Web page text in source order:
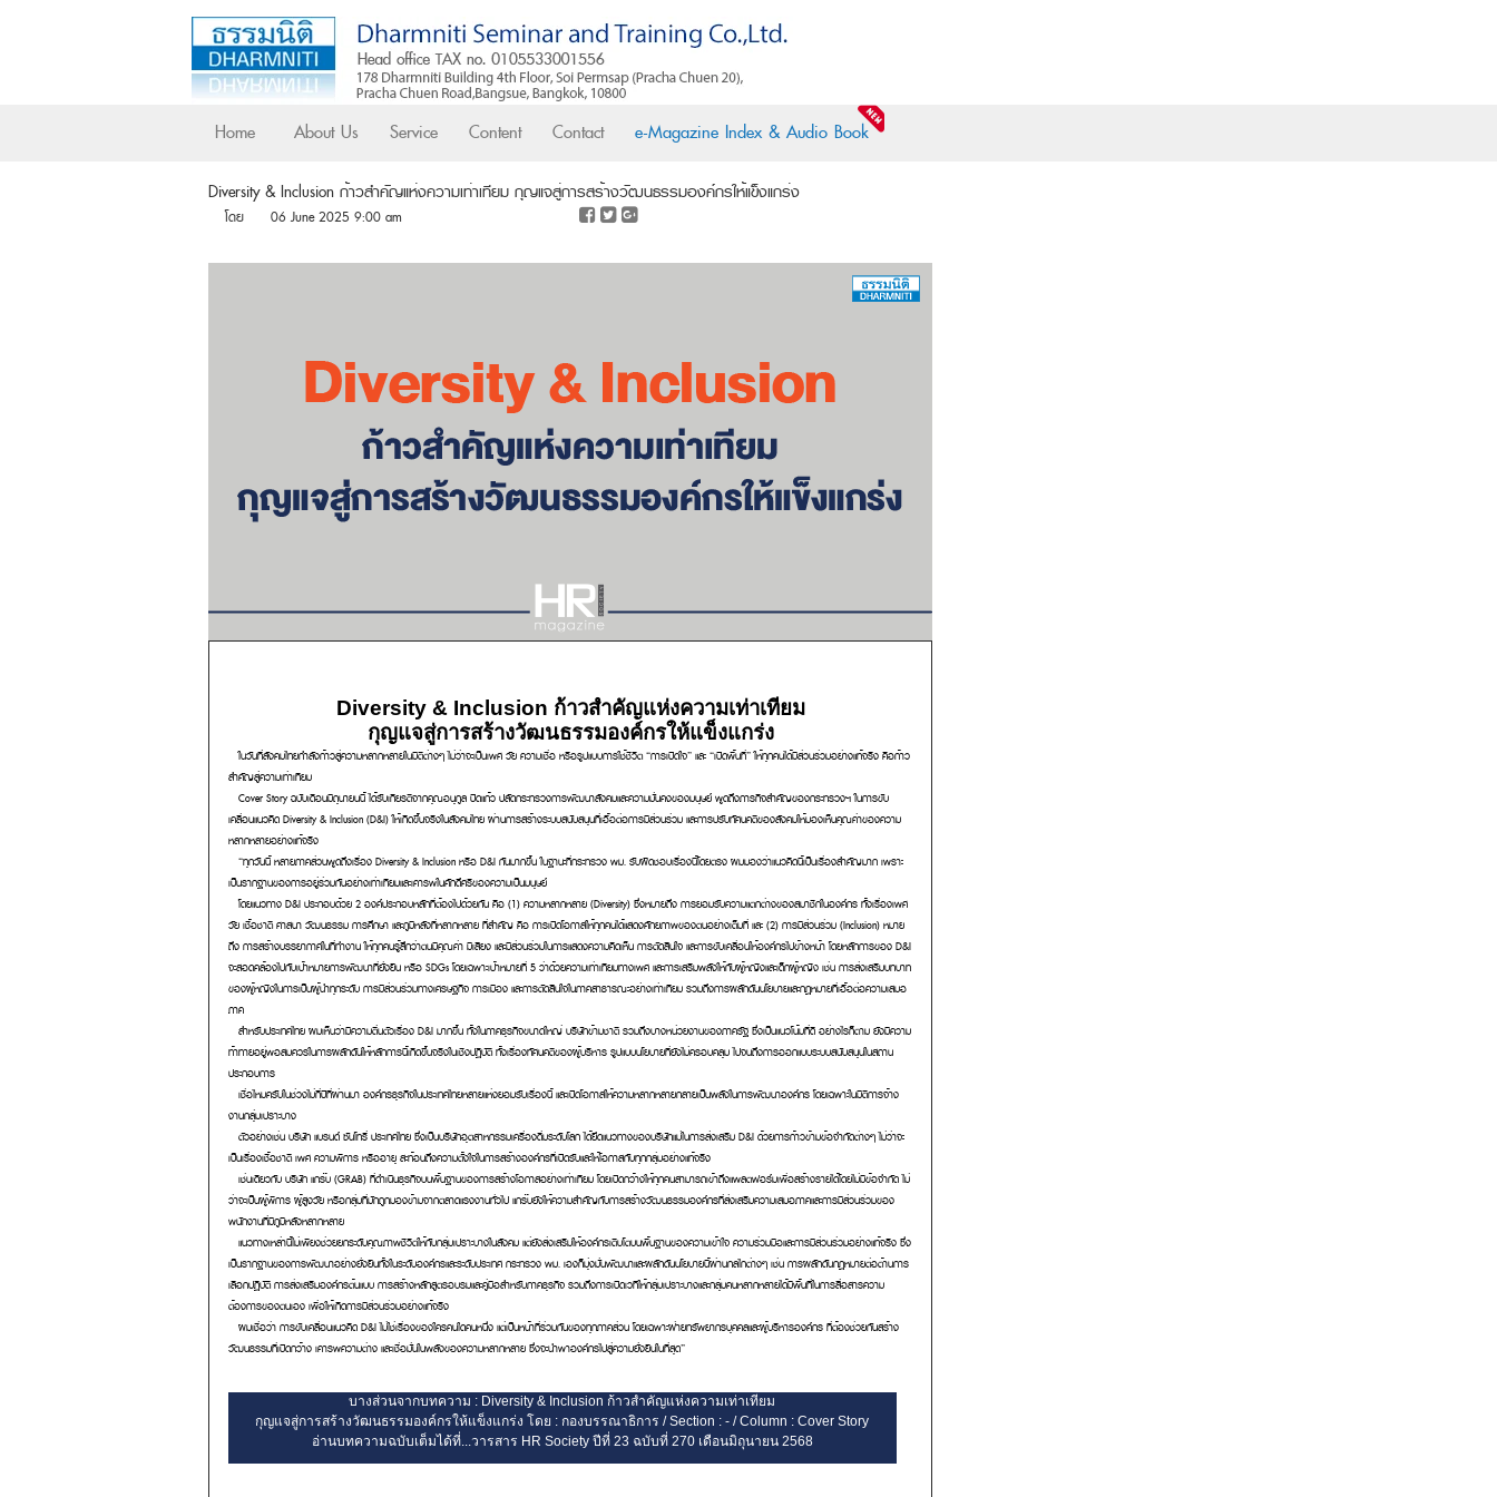
Home About Us Service Content Contact e-Magazine Index & Audio Book
Diversity & Inclusion ก้าวสำคัญแห่งความเท่าเทียม กุญแจสู่การสร้างวัฒนธรรมองค์กรให้แข็งแกร่ง
โดย 06 June 2025 9:00 am
Diversity & Inclusion ก้าวสำคัญแห่งความเท่าเทียม
กุญแจสู่การสร้างวัฒนธรรมองค์กรให้แข็งแกร่ง
ในวันที่สังคมไทยกำลังก้าวสู่ความหลากหลายในมิติต่างๆ ไม่ว่าจะเป็นเพศ วัย ความเชื่อ หรือรูปแบบการใช้ชีวิต “การเปิดใจ” และ “เปิดพื้นที่” ให้ทุกคนได้มีส่วนร่วมอย่างแท้จริง คือก้าว
สำคัญสู่ความเท่าเทียม
Cover Story ฉบับเดือนมิถุนายนนี้ ได้รับเกียรติจากคุณอนุกูล ปีดแก้ว ปลัดกระทรวงการพัฒนาสังคมและความมั่นคงของมนุษย์พูดถึงภารกิจสำคัญของกระทรวงฯ ในการขับ
เคลื่อนแนวคิด Diversity & Inclusion (D&I) ให้เกิดขึ้นจริงในสังคมไทย ผ่านการสร้างระบบสนับสนุนที่เอื้อต่อการมีส่วนร่วม และการปรับทัศนคติของสังคมให้มองเห็นคุณค่าของความ
หลากหลายอย่างแท้จริง
“ทุกวันนี้ หลายภาคส่วนพูดถึงเรื่อง Diversity & Inclusion หรือ D&I กันมากขึ้น ในฐานะที่กระทรวง พม. รับผิดชอบเรื่องนี้โดยตรง ผมมองว่าแนวคิดนี้เป็นเรื่องสำคัญมาก เพราะ
เป็นรากฐานของการอยู่ร่วมกันอย่างเท่าเทียมและเคารพในศักดิ์ศรีของความเป็นมนุษย์
โดยแนวทาง D&I ประกอบด้วย 2 องค์ประกอบหลักที่ต้องไปด้วยกัน คือ (1) ความหลากหลาย (Diversity) ซึ่งหมายถึง การยอมรับความแตกต่างของสมาชิกในองค์กร ทั้งเรื่องเพศ
วัย เชื้อชาติ ศาสนา วัฒนธรรม การศึกษา และภูมิหลังที่หลากหลาย ที่สำคัญ คือ การเปิดโอกาสให้ทุกคนได้แสดงศักยภาพของตนอย่างเต็มที่ และ (2) การมีส่วนร่วม (Inclusion) หมาย
ถึง การสร้างบรรยากาศในที่ทำงาน ให้ทุกคนรู้สึกว่าตนมีคุณค่า มีเสียง และมีส่วนร่วมในการแสดงความคิดเห็น การตัดสินใจ และการขับเคลื่อนให้องค์กรไปข้างหน้า โดยหลักการของ D&I
จะสอดคล้องไปกับเป้าหมายการพัฒนาที่ยั่งยืน หรือ SDGs โดยเฉพาะเป้าหมายที่ 5 ว่าด้วยความเท่าเทียมทางเพศ และการเสริมพลังให้กับผู้หญิงและเด็กผู้หญิง เช่น การส่งเสริมบทบาท
ของผู้หญิงในการเป็นผู้นำทุกระดับ การมีส่วนร่วมทางเศรษฐกิจ การเมือง และการตัดสินใจในภาคสาธารณะอย่างเท่าเทียม รวมถึงการผลักดันนโยบายและกฎหมายที่เอื้อต่อความเสมอ
ภาค
สำหรับประเทศไทย ผมเห็นว่ามีความตื่นตัวเรื่อง D&I มากขึ้น ทั้งในภาคธุรกิจขนาดใหญ่ บริษัทข้ามชาติ รวมถึงบางหน่วยงานของภาครัฐ ซึ่งเป็นแนวโน้มที่ดี อย่างไรก็ตาม ยังมีความ
ท้าทายอยู่พอสมควรในการผลักดันให้หลักการนี้เกิดขึ้นจริงในเชิงปฏิบัติ ทั้งเรื่องทัศนคติของผู้บริหาร รูปแบบนโยบายที่ยังไม่ครอบคลุม ไปจนถึงการออกแบบระบบสนับสนุนในสถาน
ประกอบการ
เชื่อไหมครับในช่วงไม่กี่ปีที่ผ่านมา องค์กรธุรกิจในประเทศไทยหลายแห่งยอมรับเรื่องนี้ และเปิดโอกาสให้ความหลากหลายกลายเป็นพลังในการพัฒนาองค์กร โดยเฉพาะในมิติการจ้าง
งานกลุ่มเปราะบาง
ตัวอย่างเช่น บริษัท แบรนด์ ซันโทรี่ ประเทศไทย ซึ่งเป็นบริษัทอุตสาหกรรมเครื่องดื่มระดับโลก ได้ยึดแนวทางของบริษัทแม่ในการส่งเสริม D&I ด้วยการก้าวข้ามข้อจำกัดต่างๆ ไม่ว่าจะ
เป็นเรื่องเชื้อชาติ เพศ ความพิการ หรืออายุ สะท้อนถึงความตั้งใจในการสร้างองค์กรที่เปิดรับและให้โอกาสกับทุกกลุ่มอย่างแท้จริง
เช่นเดียวกับ บริษัท แกร๊บ (GRAB) ที่ดำเนินธุรกิจบนพื้นฐานของการสร้างโอกาสอย่างเท่าเทียม โดยเปิดกว้างให้ทุกคนสามารถเข้าถึงแพลตฟอร์มเพื่อสร้างรายได้โดยไม่มีข้อจำกัด ไม่
ว่าจะเป็นผู้พิการ ผู้สูงวัย หรือกลุ่มที่มักถูกมองข้ามจากตลาดแรงงานทั่วไป แกร๊บยังให้ความสำคัญกับการสร้างวัฒนธรรมองค์กรที่ส่งเสริมความเสมอภาคและการมีส่วนร่วมของ
พนักงานที่มีภูมิหลังหลากหลาย
แนวทางเหล่านี้ไม่เพียงช่วยยกระดับคุณภาพชีวิตให้กับกลุ่มเปราะบางในสังคม แต่ยังส่งเสริมให้องค์กรเติบโตบนพื้นฐานของความเข้าใจ ความร่วมมือและการมีส่วนร่วมอย่างแท้จริง ซึ่ง
เป็นรากฐานของการพัฒนาอย่างยั่งยืนทั้งในระดับองค์กรและระดับประเทศ กระทรวง พม. เองก็มุ่งมั่นพัฒนาและผลักดันนโยบายนี้ผ่านกลไกต่างๆ เช่น การผลักดันกฎหมายต่อต้านการ
เลือกปฏิบัติ การส่งเสริมองค์กรต้นแบบ การสร้างหลักสูตรอบรมและคู่มือสำหรับภาคธุรกิจ รวมถึงการเปิดเวทีให้กลุ่มเปราะบางและกลุ่มคนหลากหลายได้มีพื้นที่ในการสื่อสารความ
ต้องการของตนเอง เพื่อให้เกิดการมีส่วนร่วมอย่างแท้จริง
ผมเชื่อว่า การขับเคลื่อนแนวคิด D&I ไม่ใช่เรื่องของใครคนใดคนหนึ่ง แต่เป็นหน้าที่ร่วมกันของทุกภาคส่วน โดยเฉพาะฝ่ายทรัพยากรบุคคลและผู้บริหารองค์กร ที่ต้องช่วยกันสร้าง
วัฒนธรรมที่เปิดกว้าง เคารพความต่าง และเชื่อมั่นในพลังของความหลากหลาย ซึ่งจะนำพาองค์กรไปสู่ความยั่งยืนในที่สุด”
บางส่วนจากบทความ : Diversity & Inclusion ก้าวสำคัญแห่งความเท่าเทียม
กุญแจสู่การสร้างวัฒนธรรมองค์กรให้แข็งแกร่ง โดย : กองบรรณาธิการ / Section : - / Column : Cover Story
อ่านบทความฉบับเต็มได้ที่...วารสาร HR Society ปีที่ 23 ฉบับที่ 270 เดือนมิถุนายน 2568